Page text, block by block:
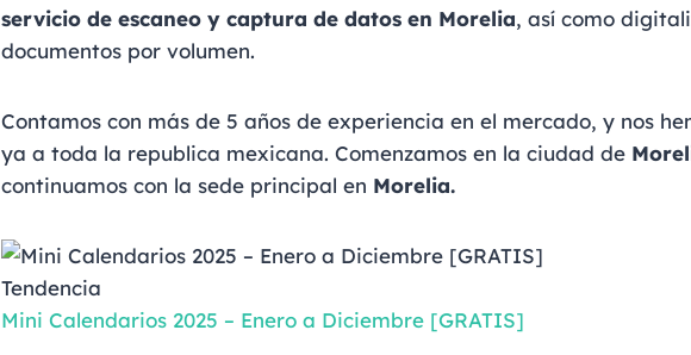
servicio de escaneo y captura de datos en Morelia, así como
documentos por volumen.
Contamos con más de 5 años de experiencia en el mercado, y nos
ya a toda la republica mexicana. Comenzamos en la ciudad de
continuamos con la sede principal en Morelia.
Tendencia
Mini Calendarios 2025 – Enero a Diciembre [GRATIS]